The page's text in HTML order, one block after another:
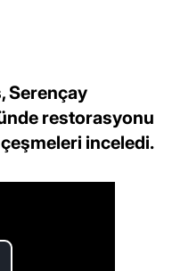
Serençay
restorasyonu
inceledi.